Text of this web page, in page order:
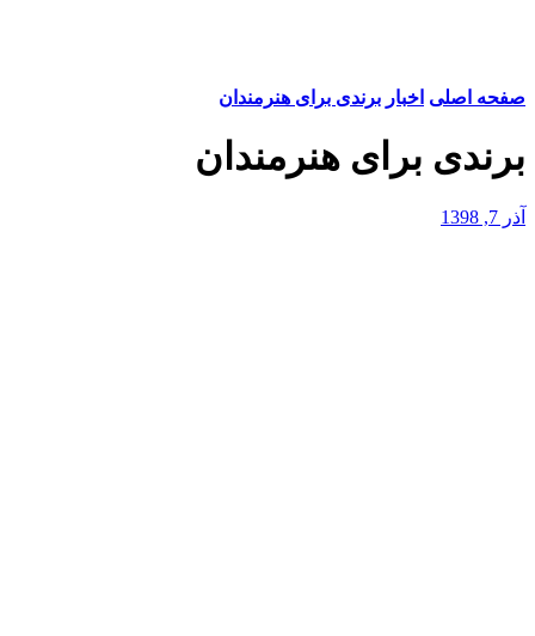
صفحه اصلی اخبار برندی برای هنرمندان
برندی برای هنرمندان
آذر 7, 1398